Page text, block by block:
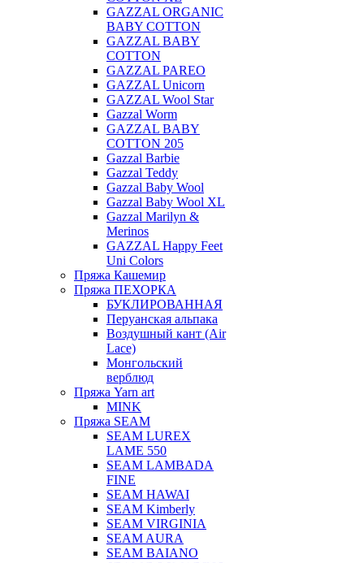
GAZZAL ORGANIC
BABY COTTON
GAZZAL BABY
COTTON
GAZZAL PAREO
GAZZAL Unicorn
GAZZAL Wool Star
Gazzal Worm
GAZZAL BABY
COTTON 205
Gazzal Barbie
Gazzal Teddy
Gazzal Baby Wool
Gazzal Baby Wool XL
Gazzal Marilyn &
Merinos
GAZZAL Happy Feet
Uni Colors
Пряжа Кашемир
Пряжа ПЕХОРКА
БУКЛИРОВАННАЯ
Перуанская альпака
Воздушный кант (Air
Lace)
Монгольский
верблюд
Пряжа Yarn art
MINK
Пряжа SEAM
SEAM LUREX
LAME 550
SEAM LAMBADA
FINE
SEAM HAWAI
SEAM Kimberly
SEAM VIRGINIA
SEAM AURA
SEAM BAIANO